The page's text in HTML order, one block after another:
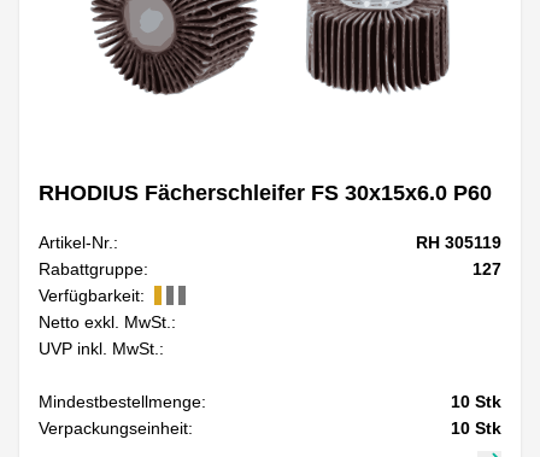
RHODIUS Fächerschleifer FS 30x15x6.0 P60
Artikel-Nr.:
RH 305119
Rabattgruppe:
127
Verfügbarkeit:
Netto exkl. MwSt.:
UVP inkl. MwSt.:
Mindestbestellmenge: 10 Stk
Verpackungseinheit:
10 Stk